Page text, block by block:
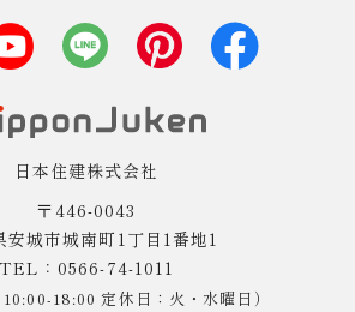
日本住建株式会社
〒446-0043
安城市城南町1丁目1番地1
TEL：0566-74-1011
10:00-18:00 定休日：火・水曜日）